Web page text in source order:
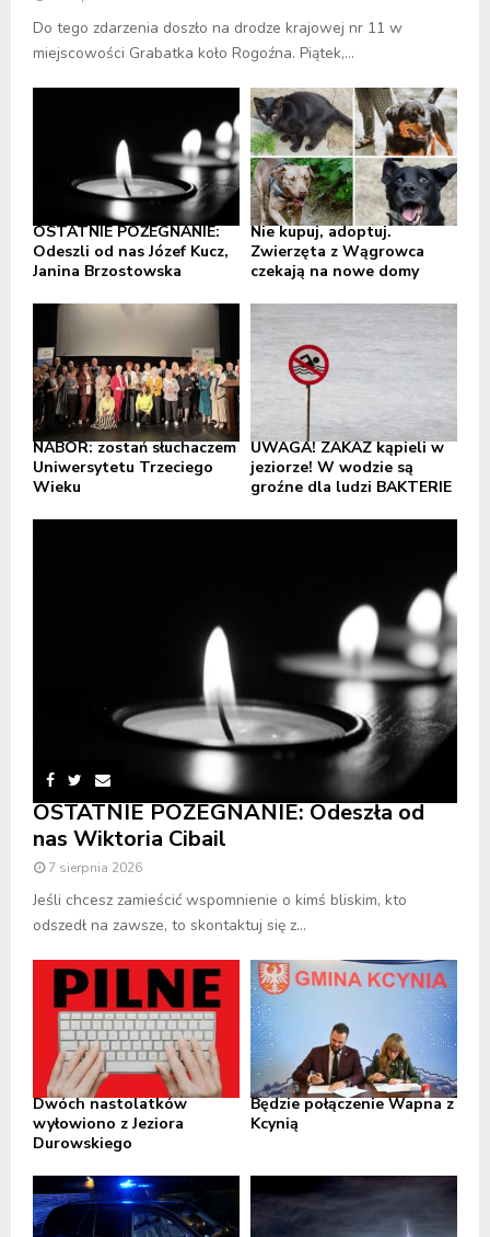
Do tego zdarzenia doszło na drodze krajowej nr 11 w
miejscowości Grabatka koło Rogoźna. Piątek,...
OSTATNIE POŻEGNANIE:
Odeszli od nas Józef Kucz,
Janina Brzostowska
Nie kupuj, adoptuj.
Zwierzęta z Wągrowca
czekają na nowe domy
NABÓR: zostań słuchaczem
Uniwersytetu Trzeciego
Wieku
UWAGA! ZAKAZ kąpieli w
jeziorze! W wodzie są
groźne dla ludzi BAKTERIE
OSTATNIE POŻEGNANIE: Odeszła od
nas Wiktoria Cibail
7 sierpnia 2026
Jeśli chcesz zamieścić wspomnienie o kimś bliskim, kto
odszedł na zawsze, to skontaktuj się z...
Dwóch nastolatków
wyłowiono z Jeziora
Durowskiego
Będzie połączenie Wapna z
Kcynią